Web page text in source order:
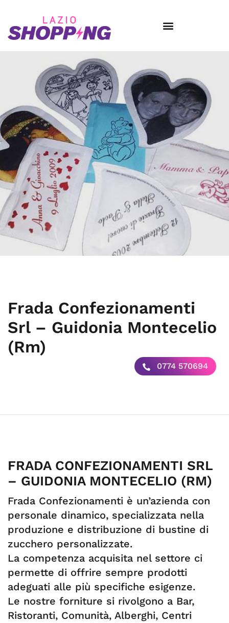
Frada Confezionamenti
Srl – Guidonia Montecelio
(Rm)
0774 570694
FRADA CONFEZIONAMENTI SRL
– GUIDONIA MONTECELIO (RM)
Frada Confezionamenti è un’azienda con
personale dinamico, specializzata nella
produzione e distribuzione di bustine di
zucchero personalizzate.
La competenza acquisita nel settore ci
permette di offrire sempre prodotti
adeguati alle più specifiche esigenze.
Le nostre forniture si rivolgono a Bar,
Ristoranti, Comunità, Alberghi, Centri